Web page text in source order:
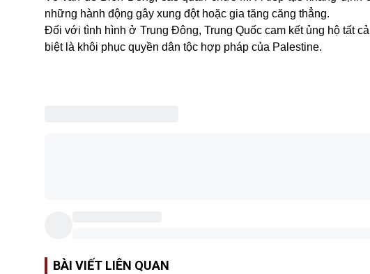
những hành động gây xung đột hoặc gia tăng căng thẳng.
Đối với tình hình ở Trung Đông, Trung Quốc cam kết ủng hộ tất
biệt là khôi phục quyền dân tộc hợp pháp của Palestine.
BÀI VIẾT LIÊN QUAN